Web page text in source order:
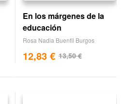
En los márgenes de la
educación
Rosa Nadia Buenfil Burgos
13,50€
12,83 €